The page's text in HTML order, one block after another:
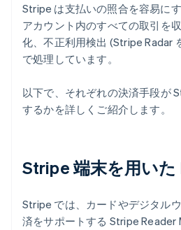
Stripe は支払いの照合を容易に
アカウント内のすべての取引を
化、不正利用検出 (Stripe Radar
で処理しています。
以下で、それぞれの決済手段が
するかを詳しくご紹介します。
Stripe 端末を用いた
Stripe では、カードやデジタル
済をサポートする Stripe Reader